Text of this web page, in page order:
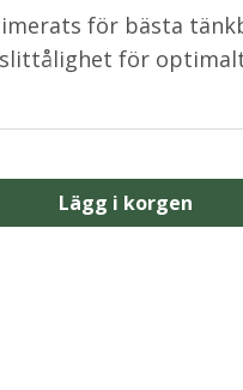
för bästa
för
Lägg i korgen